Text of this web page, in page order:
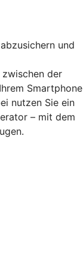
und
zwischen der
Smartphone
nutzen Sie ein
– mit dem